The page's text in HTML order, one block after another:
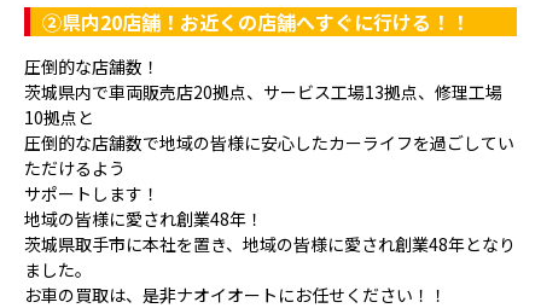
②県内20店舗！お近くの店舗へすぐに行ける！！
圧倒的な店舗数！
茨城県内で車両販売店20拠点、サービス工場13拠点、修理工場
10拠点と
圧倒的な店舗数で地域の皆様に安心したカーライフを過ごしてい
ただけるよう
サポートします！
地域の皆様に愛され創業48年！
茨城県取手市に本社を置き、地域の皆様に愛され創業48年となり
ました。
お車の買取は、是非ナオイオートにお任せください！！